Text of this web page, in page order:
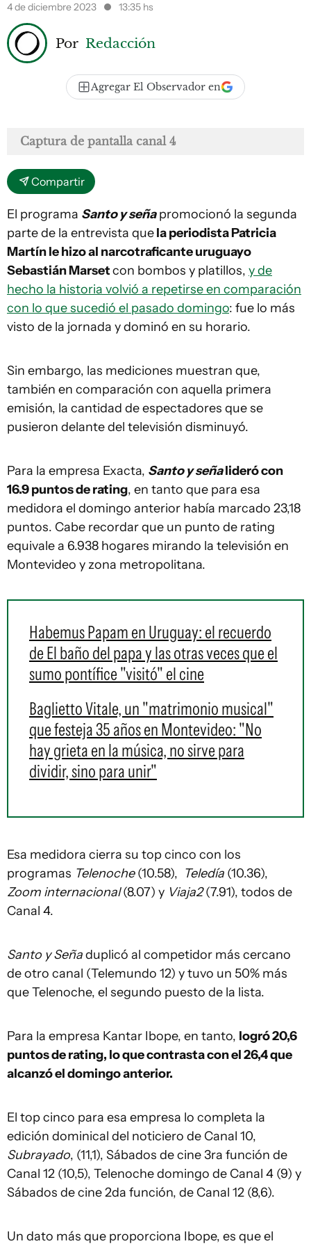
4 de diciembre 2023 13:35 hs
Por Redacción
Agregar El Observador en
Captura de pantalla canal 4
Compartir
El programa Santo y señapromocionó la segunda
parte de la entrevista quela periodista Patricia
Martín le hizo al narcotraficante uruguayo
Sebastián Marsetcon bombos y platillos, y de
hecho la historia volvió a repetirse en comparación
con lo que sucedió el pasado domingo: fue lo más
visto de la jornada y dominó en su horario.
Sin embargo, las mediciones muestran que,
también en comparación con aquella primera
emisión, la cantidad de espectadores que se
pusieron delante del televisión disminuyó.
Para la empresa Exacta, Santo y señalideró con
16.9 puntos de rating, en tanto que para esa
medidora el domingo anterior había marcado 23,18
puntos. Cabe recordar que un punto de rating
equivale a 6.938 hogares mirando la televisión en
Montevideo y zona metropolitana.
Habemus Papam en Uruguay: el recuerdo
de El baño del papa y las otras veces que el
sumo pontífice "visitó" el cine
Baglietto Vitale, un "matrimonio musical"
que festeja 35 años en Montevideo: "No
hay grieta en la música, no sirve para
dividir, sino para unir"
Esa medidora cierra su top cinco con los
programas Telenoche(10.58), Teledía (10.36),
Zoom internacional(8.07) y Viaja2(7.91), todos de
Canal 4.
Santo y Señaduplicó al competidor más cercano
de otro canal (Telemundo 12) y tuvo un 50% más
que Telenoche, el segundo puesto de la lista.
Para la empresa Kantar Ibope, en tanto, logró 20,6
puntos de rating, lo que contrasta con el 26,4 que
alcanzó el domingo anterior.
El top cinco para esa empresa lo completa la
edición dominical del noticiero de Canal 10,
Subrayado, (11,1), Sábados de cine 3ra función de
Canal 12 (10,5), Telenoche domingo de Canal 4 (9) y
Sábados de cine 2da función, de Canal 12 (8,6).
Un dato más que proporciona Ibope, es que el